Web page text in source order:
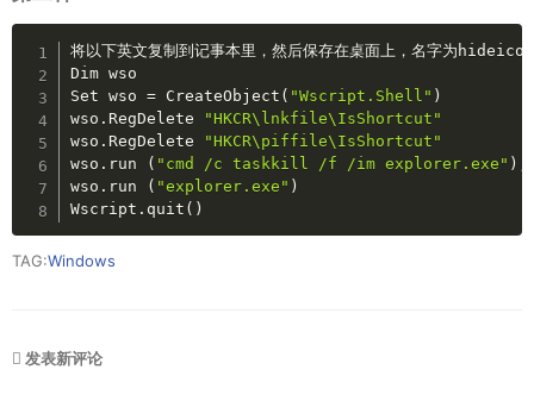
将以下英文复制到记事本里，然后保存在桌面上，名字为
Dim wso
Set
wso = CreateObject ( "Wscript.Shell" )
wso.RegDelete
"HKCR\lnkfile\IsShortcut"
wso.RegDelete
"HKCR\piffile\IsShortcut"
wso.run
( "cmd /c taskkill /f /im explorer.exe" )
wso.run
( "explorer.exe" )
Wscript.quit ( )
Copy
TAG:Windows
发表新评论